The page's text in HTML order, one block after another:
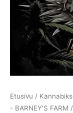
Etusivu /
- BARNEY'S FARM